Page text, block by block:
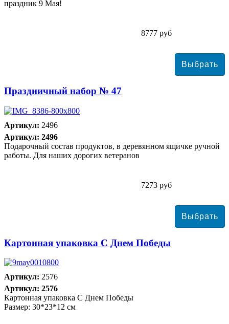
праздник 9 Мая!
8777 руб
Праздничный набор № 47
Артикул: 2496
Артикул: 2496
Подарочный состав продуктов, в деревянном ящичке ручной
работы. Для наших дорогих ветеранов
7273 руб
Картонная упаковка С Днем Победы
Артикул: 2576
Артикул: 2576
Картонная упаковка С Днем Победы
Размер: 30*23*12 см